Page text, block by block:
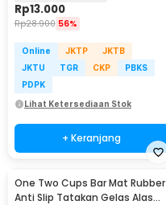
Rp13.000
Rp28.900 56%
Online JKTP
JKTB
JKTU
TGR CKP
PBKS
PDPK
Lihat Ketersediaan Stok
+ Keranjang
One Two Cups Bar Mat Rubber
Anti Slip Tatakan Gelas Alas